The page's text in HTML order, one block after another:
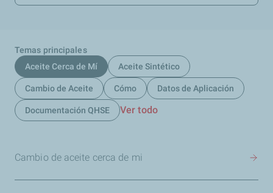
Temas principales
Aceite Cerca de Mí
Aceite Sintético
Cambio de Aceite Cómo Datos de Aplicación
Documentación QHSE Ver todo
Cambio de aceite cerca de mi